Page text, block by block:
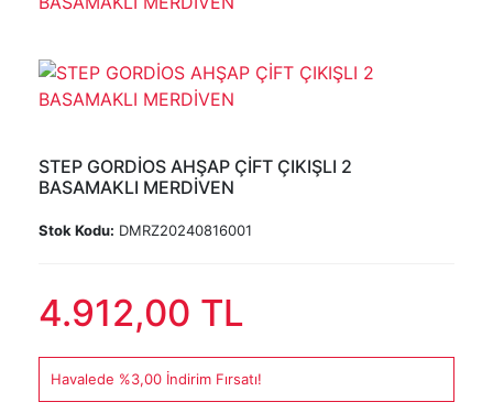
STEP GORDİOS AHŞAP ÇİFT ÇIKIŞLI 2
BASAMAKLI MERDİVEN
Stok Kodu: DMRZ20240816001
4.912,00 TL
Havalede %3,00 İndirim Fırsatı!